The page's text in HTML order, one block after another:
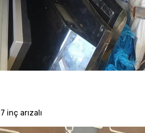
inç arızalı